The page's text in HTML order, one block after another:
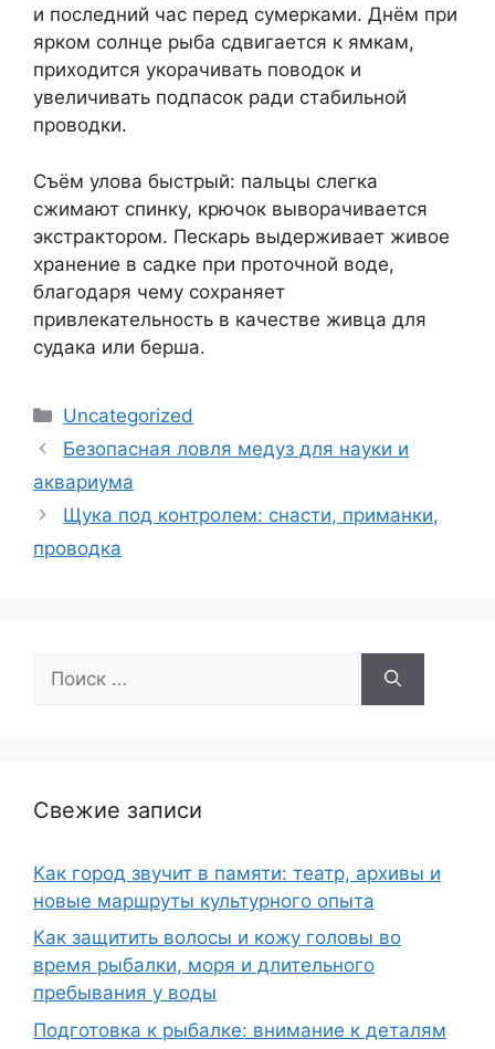
и последний час перед сумерками. Днём при
ярком солнце рыба сдвигается к ямкам,
приходится укорачивать поводок и
увеличивать подпасок ради стабильной
проводки.
Съём улова быстрый: пальцы слегка
сжимают спинку, крючок выворачивается
экстрактором. Пескарь выдерживает живое
хранение в садке при проточной воде,
благодаря чему сохраняет
привлекательность в качестве живца для
судака или берша.
Рубрики
Uncategorized
Безопасная ловля медуз для науки и
аквариума
Щука под контролем: снасти, приманки,
проводка
Свежие записи
Как город звучит в памяти: театр, архивы и
новые маршруты культурного опыта
Как защитить волосы и кожу головы во
время рыбалки, моря и длительного
пребывания у воды
Подготовка к рыбалке: внимание к деталям